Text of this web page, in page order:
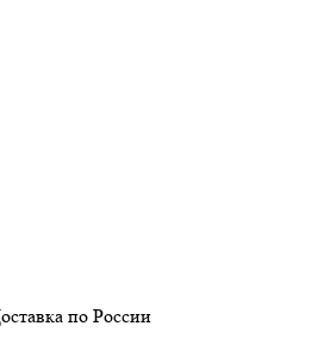
по России